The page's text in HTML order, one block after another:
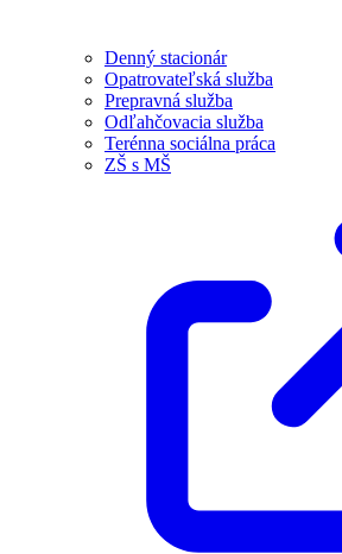
Denný stacionár
Opatrovateľská služba
Prepravná služba
Odľahčovacia služba
Terénna sociálna práca
ZŠ s MŠ